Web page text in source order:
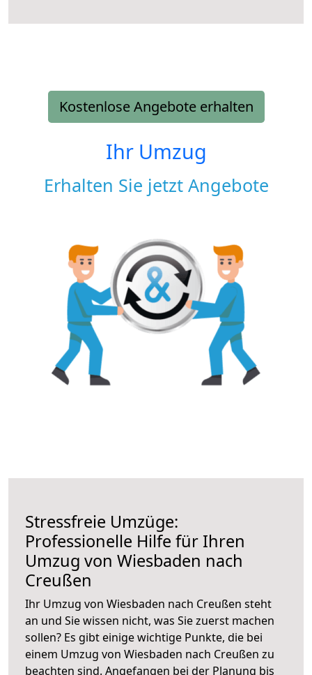
Kostenlose Angebote erhalten
Ihr Umzug
Erhalten Sie jetzt Angebote
Stressfreie Umzüge:
Professionelle Hilfe für Ihren
Umzug von Wiesbaden nach
Creußen
Ihr Umzug von Wiesbaden nach Creußen steht
an und Sie wissen nicht, was Sie zuerst machen
sollen? Es gibt einige wichtige Punkte, die bei
einem Umzug von Wiesbaden nach Creußen zu
beachten sind. Angefangen bei der Planung bis